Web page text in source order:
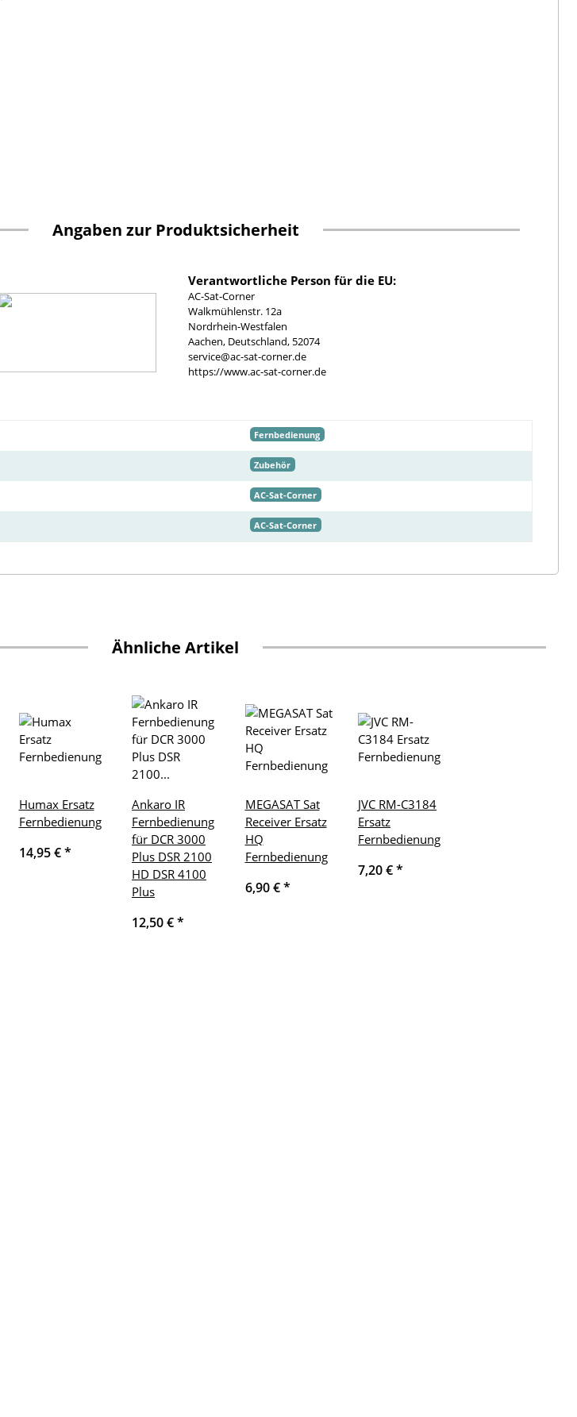
Angaben zur Produktsicherheit
Verantwortliche Person für die EU:
AC-Sat-Corner
Walkmühlenstr. 12a
Nordrhein-Westfalen
Aachen, Deutschland, 52074
service@ac-sat-corner.de
https://www.ac-sat-corner.de
Fernbedienung
Zubehör
AC-Sat-Corner
AC-Sat-Corner
Ähnliche Artikel
Humax Ersatz
Fernbedienung
14,95 €*
Ankaro IR
Fernbedienung
für DCR 3000
Plus DSR 2100
HD DSR 4100
Plus
12,50 €*
MEGASAT Sat
Receiver Ersatz
HQ
Fernbedienung
6,90 €*
JVC RM-C3184
Ersatz
Fernbedienung
7,20 €*